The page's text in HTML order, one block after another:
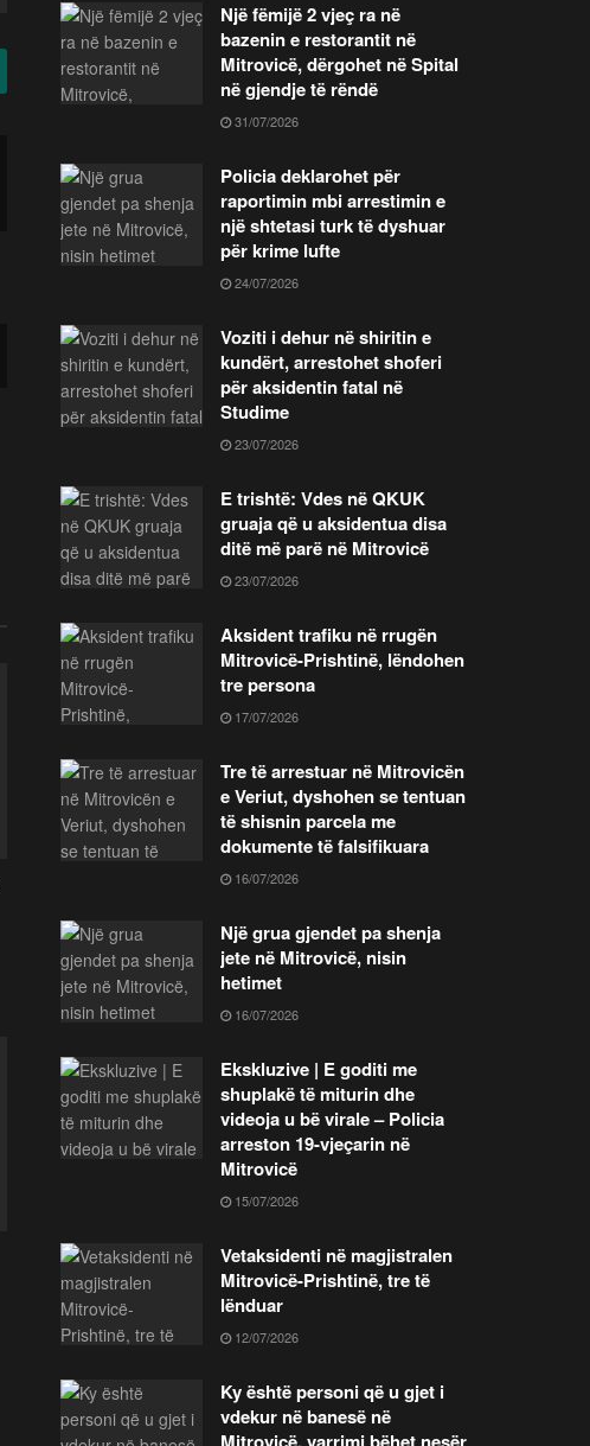
Një fëmijë 2 vjeç ra në
bazenin e restorantit në
Mitrovicë, dërgohet në Spital
në gjendje të rëndë
31/07/2026
Policia deklarohet për
raportimin mbi arrestimin e
një shtetasi turk të dyshuar
për krime lufte
24/07/2026
Voziti i dehur në shiritin e
kundërt, arrestohet shoferi
për aksidentin fatal në
Studime
23/07/2026
E trishtë: Vdes në QKUK
gruaja që u aksidentua disa
ditë më parë në Mitrovicë
23/07/2026
Aksident trafiku në rrugën
Mitrovicë-Prishtinë, lëndohen
tre persona
17/07/2026
Tre të arrestuar në Mitrovicën
e Veriut, dyshohen se tentuan
të shisnin parcela me
dokumente të falsifikuara
16/07/2026
Një grua gjendet pa shenja
jete në Mitrovicë, nisin
hetimet
16/07/2026
Ekskluzive | E goditi me
shuplakë të miturin dhe
videoja u bë virale – Policia
arreston 19-vjeçarin në
Mitrovicë
15/07/2026
Vetaksidenti në magjistralen
Mitrovicë-Prishtinë, tre të
lënduar
12/07/2026
Ky është personi që u gjet i
vdekur në banesë në